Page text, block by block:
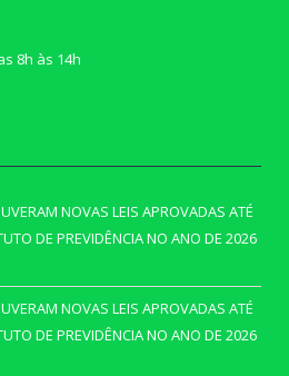
8h às 14h
NOVAS LEIS APROVADAS ATÉ
DE PREVIDÊNCIA NO ANO DE 2026
NOVAS LEIS APROVADAS ATÉ
DE PREVIDÊNCIA NO ANO DE 2026